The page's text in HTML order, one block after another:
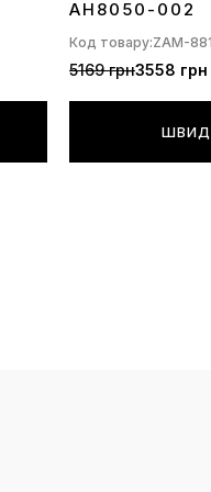
AH8050-002
Код товару:ZAM-
5169 грн3558 грн